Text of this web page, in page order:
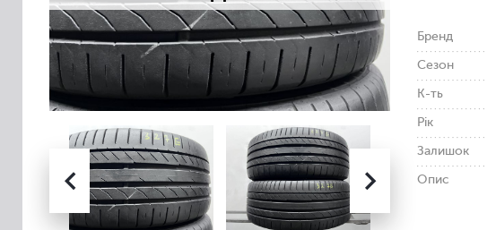
Бренд
Сезон
К-ть
Рік
Залишок
Опис